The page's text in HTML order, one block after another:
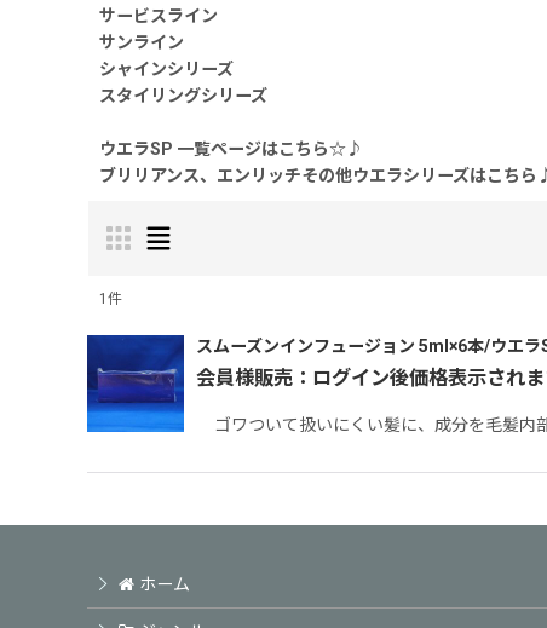
サービスライン
サンライン
シャインシリーズ
スタイリングシリーズ
ウエラSP 一覧ページはこちら☆♪
ブリリアンス、エンリッチその他ウエラシリーズはこちら
表示数:
並び順:
1 件
スムーズンインフュージョン 5ml×6本/ウエラ
会員様販売：ログイン後価格表示され
ゴワついて扱いにくい髪に、成分を毛髪内
ホーム